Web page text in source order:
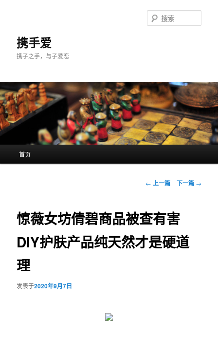
携手爱
携子之手，与子爱恋
索
首页
文
航
← 上一篇 下一篇 →
惊薇女坊倩碧商品被查有害
DIY护肤产品纯天然才是硬道
理
发表于2020年9月7日